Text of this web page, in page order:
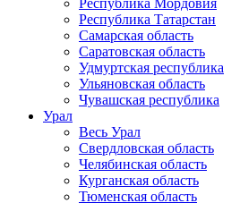
Республика Мордовия
Республика Татарстан
Самарская область
Саратовская область
Удмуртская республика
Ульяновская область
Чувашская республика
Урал
Весь Урал
Свердловская область
Челябинская область
Курганская область
Тюменская область